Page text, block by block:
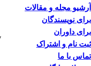
آرشیو مجله و مقالات
برای نویسندگان
برای داوران
ثبت نام و اشتراک
تماس با ما